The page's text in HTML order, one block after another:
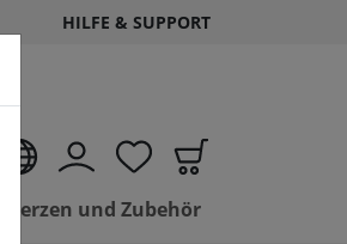
HILFE & SUPPORT
Kerzen und Zubehör